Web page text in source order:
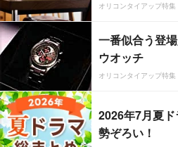
オリコンタイアップ特集
一番似合う登
ウオッチ
オリコンタイアップ特集
2026年7月夏
勢ぞろい！